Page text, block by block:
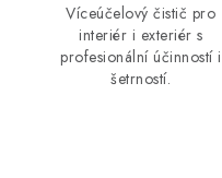
Víceúčelový čistič pro
interiér i exteriér s
profesionální účinností i
šetrností.